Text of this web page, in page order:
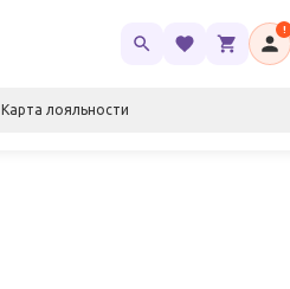
!
Карта лояльности